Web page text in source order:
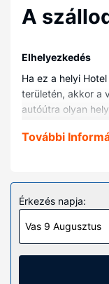
A
Elhelyezkedés
Ha ez a helyi
területén, akkor a
autóútra olyan
vízparti hotel kb.
Helyezze magát
kialakított szoba
mikrohullámú
barátaival,
intézheti, hiszen a
internet-
További
Érkezés napja:
Vas 9 Augusztus